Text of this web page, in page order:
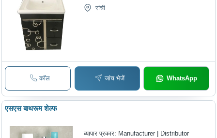
रांची
कॉल जांच भेजें WhatsApp
एसएस बाथरूम शेल्फ
व्यापार प्रकार: Manufacturer | Distributor